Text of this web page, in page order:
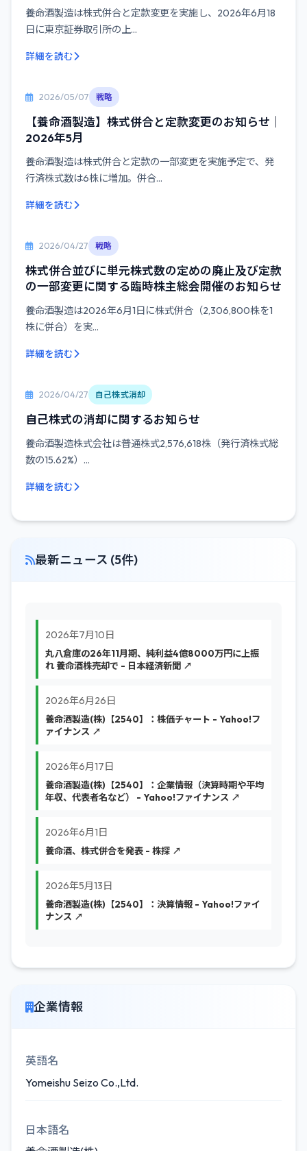
養命酒製造は株式併合と定款変更を実施し、2026年6月18
日に東京証券取引所の上...
詳細を読む
2026/05/07 戦略
【養命酒製造】株式併合と定款変更のお知らせ｜
2026年5月
養命酒製造は株式併合と定款の一部変更を実施予定で、発
行済株式数は6株に増加。併合...
詳細を読む
2026/04/27 戦略
株式併合並びに単元株式数の定めの廃止及び定款
の一部変更に関する臨時株主総会開催のお知らせ
養命酒製造は2026年6月1日に株式併合（2,306,800株を1
株に併合）を実...
詳細を読む
2026/04/27 自己株式消却
自己株式の消却に関するお知らせ
養命酒製造株式会社は普通株式2,576,618株（発行済株式総
数の15.62%）...
詳細を読む
最新ニュース (5件)
2026年7月10日
丸八倉庫の26年11月期、純利益4億8000万円に上振
れ 養命酒株売却で - 日本経済新聞 ↗
2026年6月26日
養命酒製造(株)【2540】：株価チャート - Yahoo!フ
ァイナンス ↗
2026年6月17日
養命酒製造(株)【2540】：企業情報（決算時期や平均
年収、代表者名など） - Yahoo!ファイナンス ↗
2026年6月1日
養命酒、株式併合を発表 - 株探 ↗
2026年5月13日
養命酒製造(株)【2540】：決算情報 - Yahoo!ファイ
ナンス ↗
企業情報
英語名
Yomeishu Seizo Co.,Ltd.
日本語名